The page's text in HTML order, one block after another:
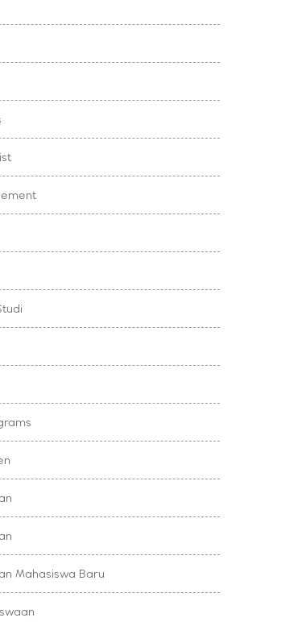
Mahasiswa Baru